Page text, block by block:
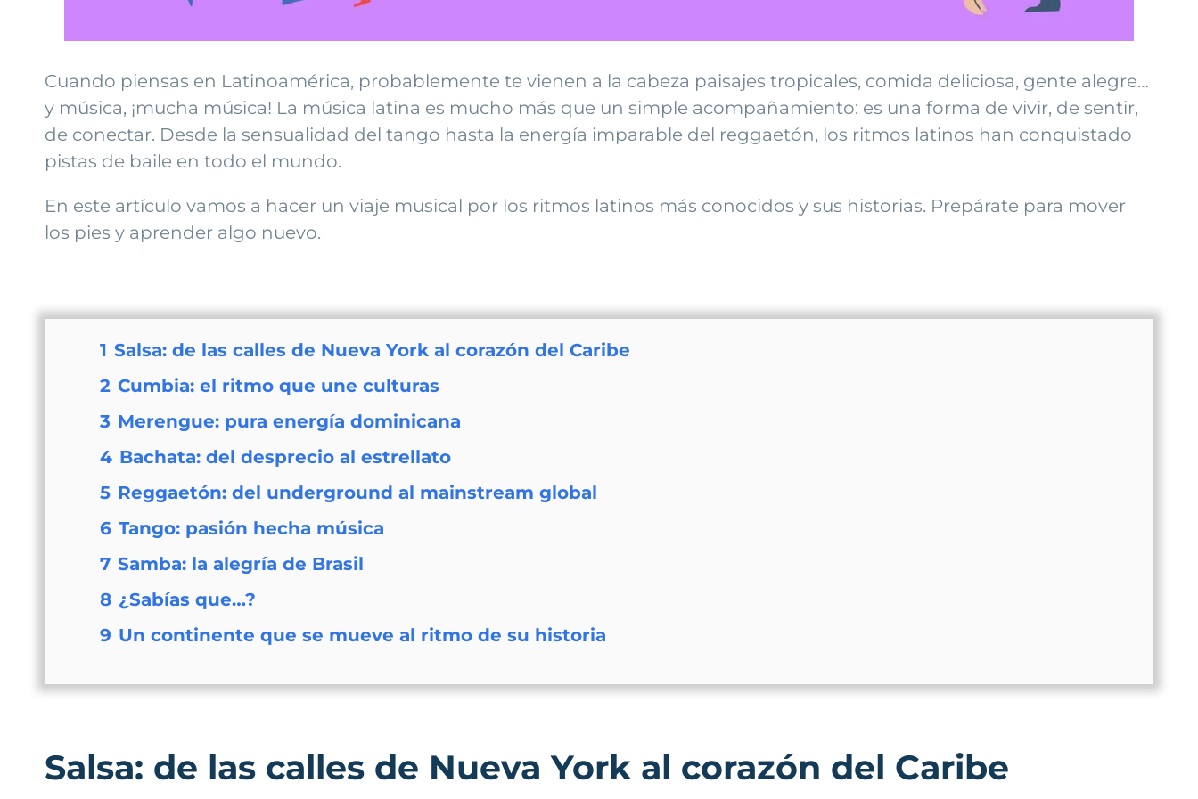
Cuando piensas en Latinoamérica, probablemente te vienen a la cabeza paisajes tropicales, comida deliciosa, gente alegre…
y música, ¡mucha música! La música latina es mucho más que un simple acompañamiento: es una forma de vivir, de sentir,
de conectar. Desde la sensualidad del tango hasta la energía imparable del reggaetón, los ritmos latinos han conquistado
pistas de baile en todo el mundo.
En este artículo vamos a hacer un viaje musical por los ritmos latinos más conocidos y sus historias. Prepárate para mover
los pies y aprender algo nuevo.
1 Salsa: de las calles de Nueva York al corazón del Caribe
2 Cumbia: el ritmo que une culturas
3 Merengue: pura energía dominicana
4 Bachata: del desprecio al estrellato
5 Reggaetón: del underground al mainstream global
6 Tango: pasión hecha música
7 Samba: la alegría de Brasil
8 ¿Sabías que…?
9 Un continente que se mueve al ritmo de su historia
Salsa: de las calles de Nueva York al corazón del Caribe